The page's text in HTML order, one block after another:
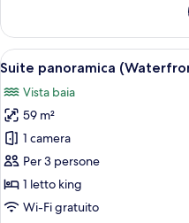
monolocale,
terrazzo
Apri
tutte
le
foto
per
Suite
panoramica
(Waterfront)
4
Suite panoramica
Vista baia
59 m²
1 camera
Per 3 persone
1 letto king
Wi-Fi gratuito